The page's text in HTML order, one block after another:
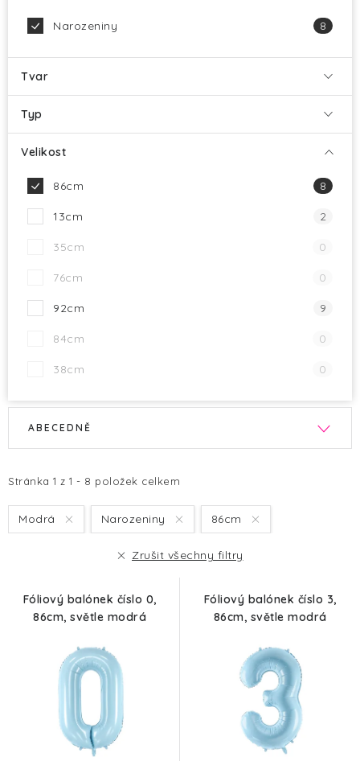
Narozeniny 8
Tvar
Typ
Velikost
86cm 8
13cm 2
35cm 0
76cm 0
92cm 9
84cm 0
38cm 0
i
s
p
Stránka 1 z 1 - 8 položek celkem
e
n
í
ABECEDNĚ
Modrá Narozeniny 86cm
Zrušit všechny filtry
Fóliový balónek číslo 0,
86cm, světle modrá
Fóliový balónek číslo 3,
86cm, světle modrá